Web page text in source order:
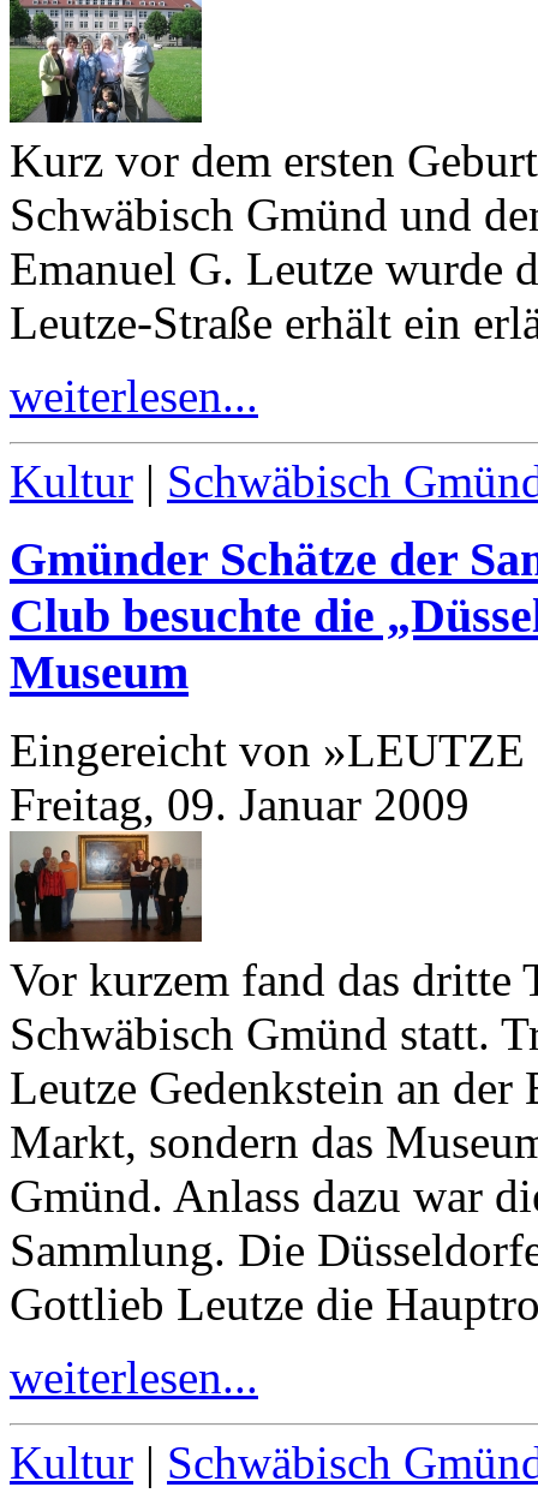
Kurz vor dem ersten
Schwäbisch Gmünd und
Emanuel G. Leutze wurde
Leutze-​Straße erhält ein
weiterlesen...
Kultur | Schwäbisch
Gmünder Schätze der
Club besuchte die
Museum
Eingereicht von »LEUTZE
Freitag, 09. Januar 2009
Vor kurzem fand das
Schwäbisch Gmünd statt.
Leutze Gedenkstein an der
Markt, sondern das
Gmünd. Anlass dazu war
Sammlung. Die
Gottlieb Leutze die
weiterlesen...
Kultur | Schwäbisch